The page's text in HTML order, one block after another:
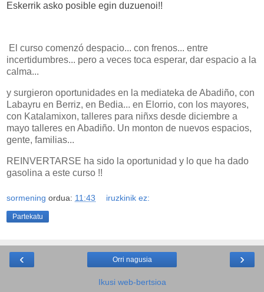
Eskerrik asko posible egin duzuenoi!!
El curso comenzó despacio... con frenos... entre
incertidumbres... pero a veces toca esperar, dar espacio a la
calma...
y surgieron oportunidades en la mediateka de Abadiño, con
Labayru en Berriz, en Bedia... en Elorrio, con los mayores,
con Katalamixon, talleres para niñxs desde diciembre a
mayo talleres en Abadiño. Un monton de nuevos espacios,
gente, familias...
REINVERTARSE ha sido la oportunidad y lo que ha dado
gasolina a este curso !!
sormening ordua: 11:43 iruzkinik ez:
Partekatu
‹ ›
Orri nagusia
Ikusi web-bertsioa